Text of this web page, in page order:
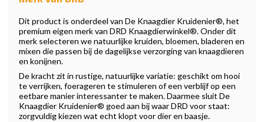
Dit product is onderdeel van De Knaagdier Kruidenier®, het
premium eigen merk van DRD Knaagdierwinkel®. Onder dit
merk selecteren we natuurlijke kruiden, bloemen, bladeren en
mixen die passen bij de dagelijkse verzorging van knaagdieren
en konijnen.
De kracht zit in rustige, natuurlijke variatie: geschikt om hooi
te verrijken, foerageren te stimuleren of een verblijf op een
eetbare manier interessanter te maken. Daarmee sluit De
Knaagdier Kruidenier® goed aan bij waar DRD voor staat:
zorgvuldig kiezen wat echt klopt voor dier en baasje.